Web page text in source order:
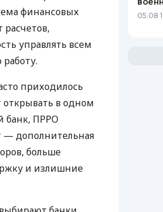
финансовых
управлять всем
приходилось
открывать в одном
банк, ПРРО
— дополнительная
больше
и излишние
05.08